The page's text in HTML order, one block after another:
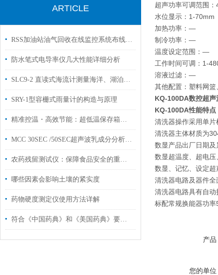
ARTICLE
RSS加油站油气回收在线监控系统布线图以及安装图纸
防水笔式电导率仪几大性能详细分析
SLC9-2 直读式海流计测量海洋、湖泊、水库不同深度水下流速流向
SRY-1型容栅式雨量计的构造与原理
精准控温・高效节能：超低温保存箱赋能化工与科研低温存储
MCC 30SEC /50SEC超声波乳成分分析仪体积参数指标
农药残留测试仪：保障食品安全的重要工具
哪些因素会影响土壤的紧实度
药物硬度测定仪使用方法详解
符合《中国药典》和《美国药典》要求自动取样溶出系统
超声功率可调范围
水位显示：1-70mm
加热功率：—
制冷功率：—
温度设定范围：—
工作时间可调：1-
溶液过滤：—
其他配置：塑料网
KQ-100DA数控超
KQ-100DA性能特点
清洗器操作采用单片
清洗器主体材质为
数显产品出厂日期
数显超温度、超电
数显、记忆、设定
清洗器电路及器件
清洗器电路具有自动
标配常规换能器功
产品
您的单位